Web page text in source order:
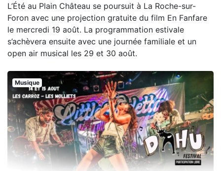
L’Été au Plain Château se poursuit à La Roche-sur-
Foron avec une projection gratuite du film En Fanfare
le mercredi 19 août. La programmation estivale
s’achèvera ensuite avec une journée familiale et un
open air musical les 29 et 30 août.
Musique